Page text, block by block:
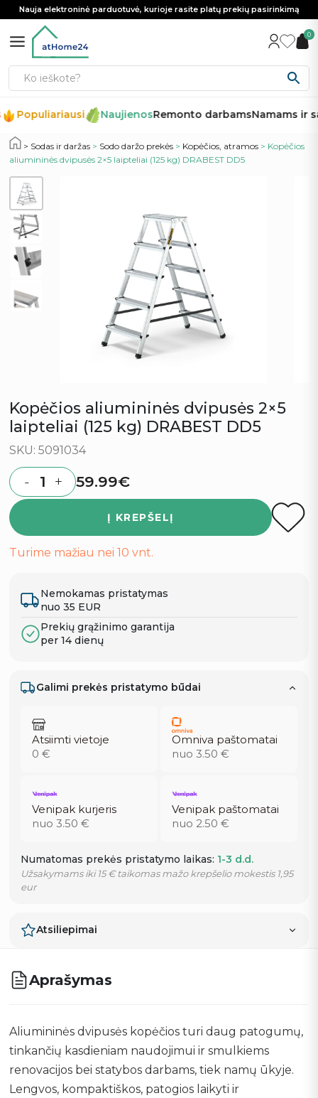
Nauja elektroninė parduotuvė, kurioje rasite platų prekių pasirinkimą
0
Populiariausi NaujienosRemonto darbamsNamams ir
Sodas ir daržas > Sodo daržo prekės > Kopėčios, atramos > Kopėčios
aliumininės dvipusės 2×5 laipteliai (125 kg) DRABEST DD5
Kopėčios aliumininės dvipusės 2×5
laipteliai (125 kg) DRABEST DD5
SKU: 5091034
Quantity
- + 59.99€
Į KREPŠELĮ
Turime mažiau nei 10 vnt.
Nemokamas pristatymas
nuo 35 EUR
Prekių grąžinimo garantija
per 14 dienų
Galimi prekės pristatymo būdai
Atsiimti vietoje
0 €
Omniva paštomatai
nuo 3.50 €
Venipak kurjeris
nuo 3.50 €
Venipak paštomatai
nuo 2.50 €
Numatomas prekės pristatymo laikas: 1-3 d.d.
Užsakymams iki 15 € taikomas mažo krepšelio mokestis 1,95
eur
Atsiliepimai
Aprašymas
Aliumininės dvipusės kopėčios turi daug patogumų,
tinkančių kasdieniam naudojimui ir smulkiems
renovacijos bei statybos darbams, tiek namų ūkyje.
Lengvos, kompaktiškos, patogios laikyti ir